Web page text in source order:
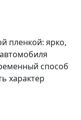
пленкой: ярко,
способ
характер